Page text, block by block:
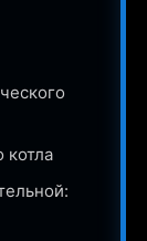
котла